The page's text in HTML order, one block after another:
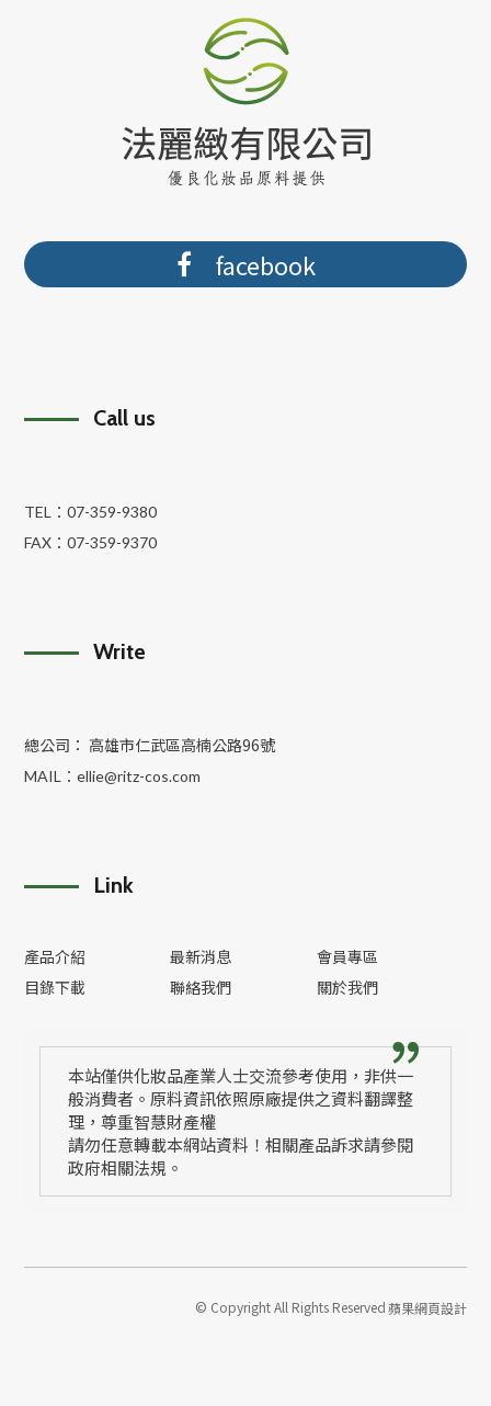
facebook
Call us
TEL：07-359-9380
FAX：07-359-9370
Write
總公司： 高雄市仁武區高楠公路96號
MAIL：ellie@ritz-cos.com
Link
產品介紹 最新消息
會員專區
目錄下載
聯絡我們 關於我們
本站僅供化妝品產業人士交流參考使用，非供一
般消費者。原料資訊依照原廠提供之資料翻譯整
理，尊重智慧財產權
請勿任意轉載本網站資料！相關產品訴求請參閱
政府相關法規。
© Copyright All Rights Reserved蘋果網頁設計